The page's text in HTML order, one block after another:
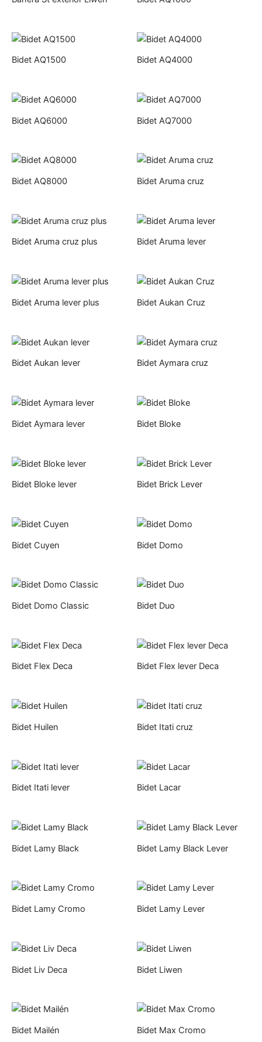
Bidet AQ1500 Bidet AQ4000
Bidet AQ6000 Bidet AQ7000
Bidet AQ8000 Bidet Aruma cruz
Bidet Aruma cruz plus Bidet Aruma lever
Bidet Aruma lever plus Bidet Aukan Cruz
Bidet Aukan lever Bidet Aymara cruz
Bidet Aymara lever Bidet Bloke
Bidet Bloke lever Bidet Brick Lever
Bidet Cuyen Bidet Domo
Bidet Domo Classic Bidet Duo
Bidet Flex Deca Bidet Flex lever Deca
Bidet Huilen Bidet Itati cruz
Bidet Itati lever Bidet Lacar
Bidet Lamy Black Bidet Lamy Black Lever
Bidet Lamy Cromo Bidet Lamy Lever
Bidet Liv Deca Bidet Liwen
Bidet Mailén Bidet Max Cromo